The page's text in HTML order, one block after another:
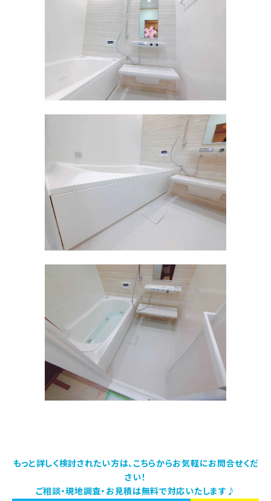
もっと詳しく検討されたい方は、こちらからお気軽にお問合せくだ
さい！
ご相談・現地調査・お見積は無料で対応いたします♪